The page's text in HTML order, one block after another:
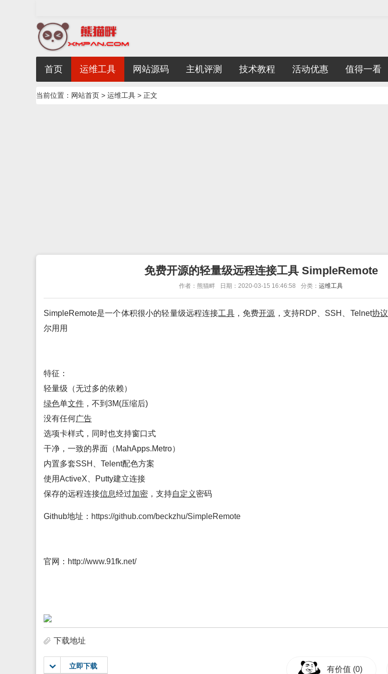
首页 运维工具 网站源码 主机评测 技术教程 活动优惠 值得一看
当前位置： 网站首页 > 运维工具 > 正文
免费开源的轻量级远程连接工具 SimpleRemote
作者：熊猫畔 日期：2020-03-15 16:46:58 分类：运维工具
SimpleRemote是一个体积很小的轻量级远程连接工具，免费开源 ，支持RDP、SSH、Telnet协议
尔用用
特征：
轻量级（无过多的依赖）
绿色单文件 ，不到3M(压缩后)
没有任何广告
选项卡样式，同时也支持窗口式
干净，一致的界面（MahApps.Metro）
内置多套SSH、Telent配色方案
使用ActiveX、Putty建立连接
保存的远程连接信息经过加密 ，支持自定义 密码
Github地址： https://github.com/beckzhu/SimpleRemote
官网： http://www.91fk.net/
下载地址
立即下载 有价值 (0)